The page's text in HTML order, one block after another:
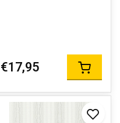
€17,95